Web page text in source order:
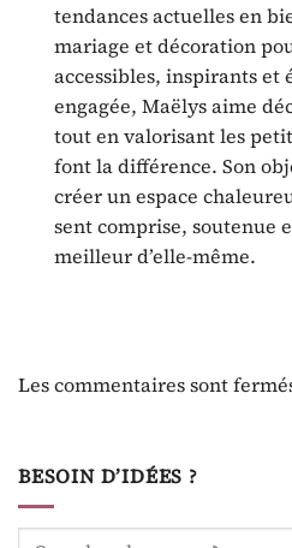
tendances actuelles en
mariage et décoration
accessibles, inspirants
engagée, Maëlys aime
tout en valorisant les
font la différence. Son
créer un espace
sent comprise, soutenue
meilleur d’elle-même.
Les commentaires sont
BESOIN D’IDÉES ?